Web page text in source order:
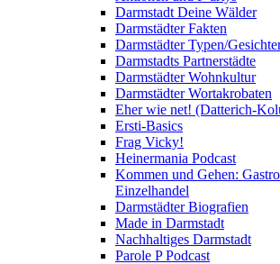
Darmstadt Deine Wälder
Darmstädter Fakten
Darmstädter Typen/
Darmstadts Partnerstädte
Darmstädter Wohnkultur
Darmstädter Wortakrobaten
Eher wie net! (Datterich-
Ersti-Basics
Frag Vicky!
Heinermania Podcast
Kommen und Gehen:
Einzelhandel
Darmstädter Biografien
Made in Darmstadt
Nachhaltiges Darmstadt
Parole P Podcast